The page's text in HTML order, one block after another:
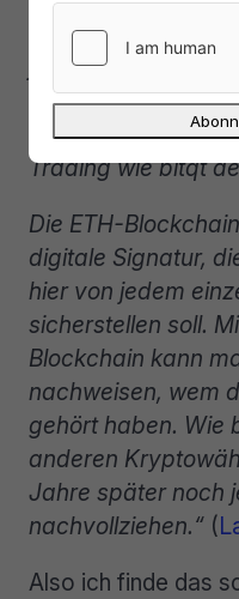
gekennzeichnet
jeden CryptoPunk
Blockchain. Doch
(Online-
Trading wie bitqt
Die ETH-
digitale Signatur,
hier von jedem
sicherstellen soll.
Blockchain kann
nachweisen, wem
gehört haben. Wie
anderen
Jahre später noch
nachvollziehen.“ (
Also ich finde das